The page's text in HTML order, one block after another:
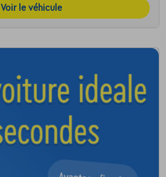
Voir le véhicule